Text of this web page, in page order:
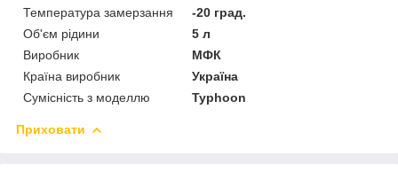
Температура замерзання
-20 град.
Об'єм рідини
5 л
Виробник
МФК
Країна виробник
Україна
Сумісність з моделлю
Typhoon
Приховати